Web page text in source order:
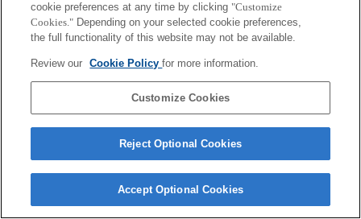
Contact Us
Copyright 2026 Sony Corporation
cookie preferences at any time by clicking "Customize
Cookies." Depending on your selected cookie preferences,
the full functionality of this website may not be available.
Review our Cookie Policyfor more information.
Customize Cookies
Reject Optional Cookies
Accept Optional Cookies